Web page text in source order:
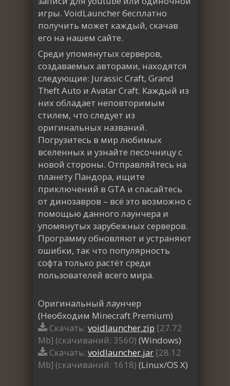
игры. VoidLauncher бесплатно
получить может каждый, скачав
его на нашем сайте.
Среди упомянутых серверов,
создаваемых авторами, находятся
следующие: Jurassic Craft, Grand
Theft Auto и Avatar Craft. Каждый из
них обладает неповторимым
стилем, что следует из
оригинальных названий.
Погрузитесь в мир любимых
вселенных и узнайте песочницу с
новой стороны. Отправляйтесь на
планету Пандора, ищите
приключений в GTA и спасайтесь
от динозавров – всё это возможно с
помощью данного лаунчера и
упомянутых зарубежных серверов.
Программу обновляют и устраняют
ошибки, так что популярность
софта только растёт среди
пользователей всего мира.
Оригинальный лаунчер
(Необходим Minecraft Premium)
Скачать: voidlauncher.zip [27.72
Mb] (cкачиваний: 3560) (Windows)
Скачать: voidlauncher.jar [28.12
Mb] (cкачиваний: 1618) (Linux/OS X)